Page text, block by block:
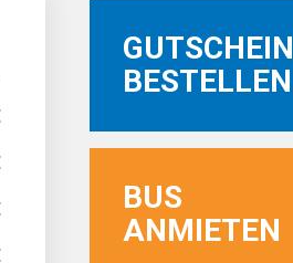
GUTSCHEIN
BESTELLEN
BUS
ANMIETEN